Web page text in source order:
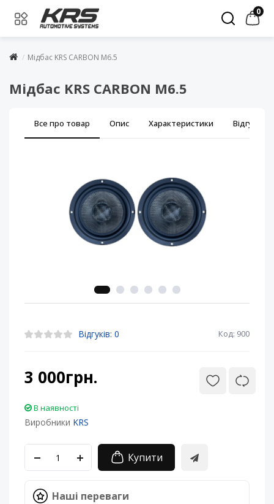
0
Мідбас KRS CARBON M6.5
Мідбас KRS CARBON M6.5
Все про товар Опис Характеристики Відгуки (0)
Відгуків: 0 Код: 900
3 000грн.
В наявності
Виробники KRS
Купити
Наші переваги